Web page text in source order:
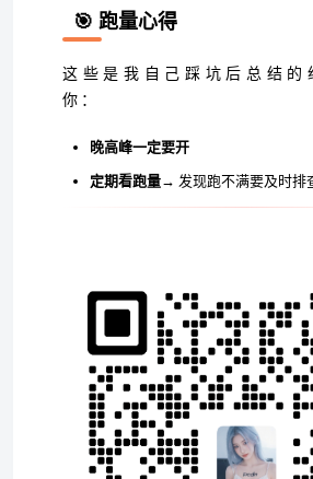
🎯 跑量心得
这些是我自己踩坑后总结的
你：
晚高峰一定要开
定期看跑量→ 发现跑不满要及时排